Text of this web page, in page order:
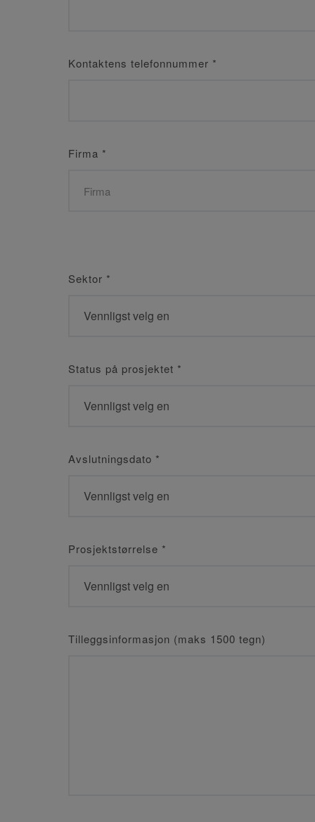
Kontaktens telefonnummer *
Firma *
Sektor *
Status på prosjektet *
Avslutningsdato *
Prosjektstørrelse *
Tilleggsinformasjon (maks 1500 tegn)